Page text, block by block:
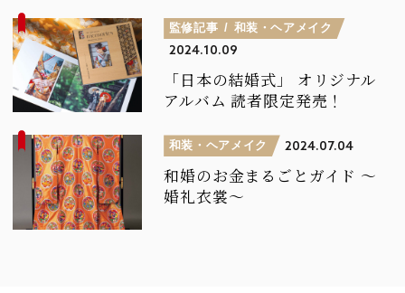
監修記事 和装・ヘアメイク
2024.10.09
「日本の結婚式」
オリジナル
アルバム 読者限定発売！
和装・ヘアメイク 2024.07.04
和婚のお金まるごとガイド ～
婚礼衣裳～